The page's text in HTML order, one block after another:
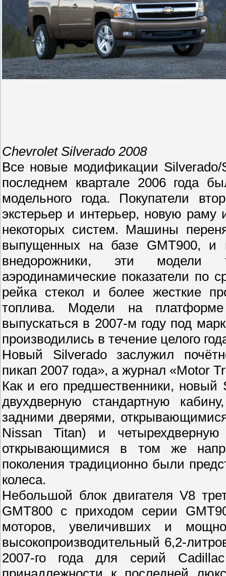
Chevrolet Silverado 2008
Все новые модификации
последнем квартале 2006 года
модельного года. Покупатели
экстерьер и интерьер, новую раму
некоторых систем. Машины
выпущенных на базе GMT900, и
внедорожники, эти модели
аэродинамические показатели по
рейка стекол и более жесткие
топлива. Модели на
выпускаться в 2007-м году под
производились в течение целого
Новый Silverado заслужил
пикап 2007 года», а журнал «Motor
Как и его предшественники, новый
двухдверную стандартную
задними дверями,
Nissan Titan) и
открывающимися в том же
поколения традиционно были
колеса.
Небольшой блок двигателя V8
GMT800 с приходом серии
моторов, увеличивших и
высокопроизводительный 6,2-
2007-го года для серий